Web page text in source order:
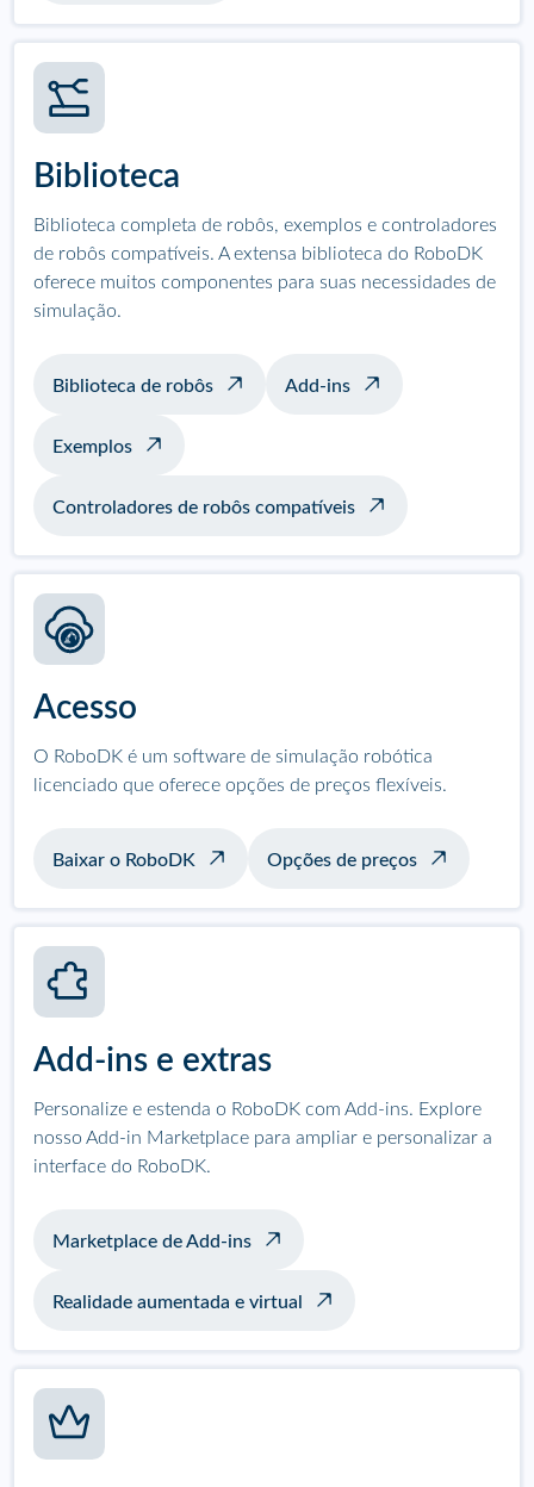
Biblioteca
Biblioteca completa de robôs, exemplos e controladores
de robôs compatíveis. A extensa biblioteca do RoboDK
oferece muitos componentes para suas necessidades de
simulação.
Biblioteca de robôs Add-ins
Exemplos
Controladores de robôs compatíveis
Acesso
O RoboDK é um software de simulação robótica
licenciado que oferece opções de preços flexíveis.
Baixar o RoboDK Opções de preços
Add-ins e extras
Personalize e estenda o RoboDK com Add-ins. Explore
nosso Add-in Marketplace para ampliar e personalizar a
interface do RoboDK.
Marketplace de Add-ins
Realidade aumentada e virtual